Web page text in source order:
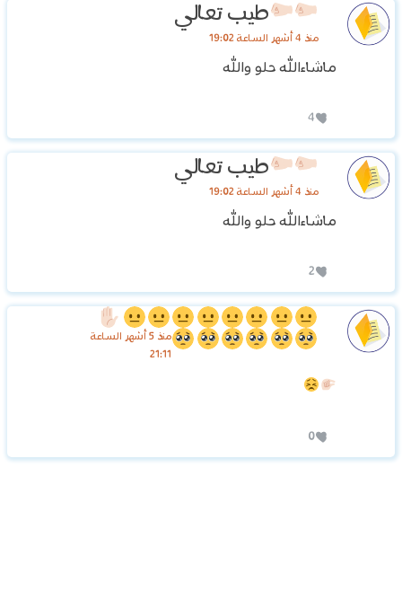
طيب تعالي
منذ 4 أشهر الساعة 19:02
ماشاءالله حلو والله
4
طيب تعالي
منذ 4 أشهر الساعة 19:02
ماشاءالله حلو والله
2
منذ 5 أشهر الساعة
21:11
0